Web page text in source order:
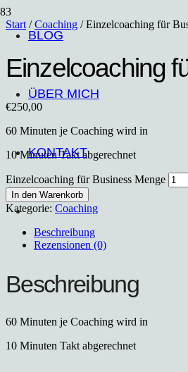
BLOG
ÜBER MICH
KONTAKT
Start /Coaching / Einzelcoaching für
Einzelcoaching
€250,00
60 Minuten je Coaching wird in
10 Minuten Takt abgerechnet
Einzelcoaching für Business Menge
In den Warenkorb
Kategorie: Coaching
Beschreibung
Rezensionen (0)
Beschreibung
60 Minuten je Coaching wird in
10 Minuten Takt abgerechnet